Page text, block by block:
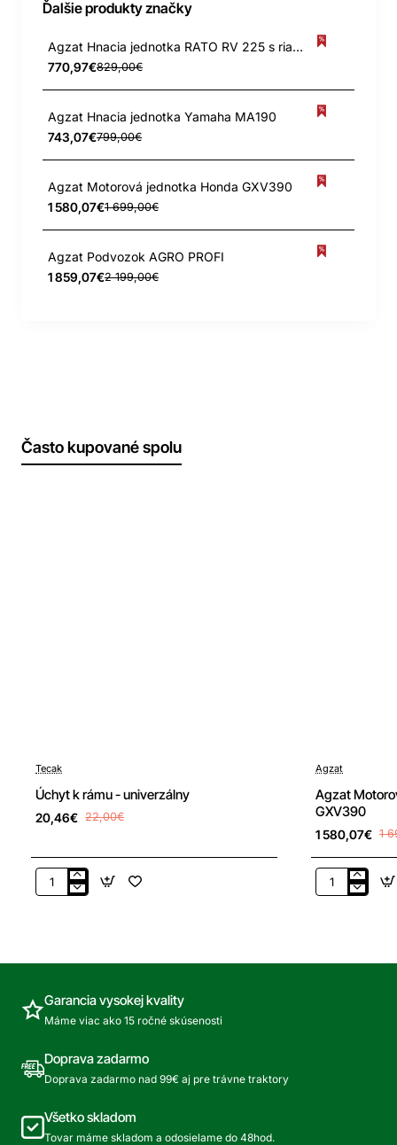
Ďalšie produkty značky
Agzat Hnacia jednotka RATO RV 225 s riadidlami
770,97€829,00€
Agzat Hnacia jednotka Yamaha MA190
743,07€799,00€
Agzat Motorová jednotka Honda GXV390
1 580,07€1 699,00€
Agzat Podvozok AGRO PROFI
1 859,07€2 199,00€
Často kupované spolu
-7%
Tecak
Úchyt k rámu - univerzálny
20,46€ 22,00€
Úchyt
-7%
Agzat
Agzat
GXV390
1 580,07€ 1
Agzat
Garancia vysokej kvality
Máme viac ako 15 ročné skúsenosti
Doprava zadarmo
Doprava zadarmo nad 99€ aj pre trávne traktory
Všetko skladom
Tovar máme skladom a odosielame do 48hod.